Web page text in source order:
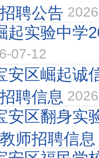
聘公告
起实验中学
07-12
安区崛起诚
聘信息
安区翻身实
师招聘信息